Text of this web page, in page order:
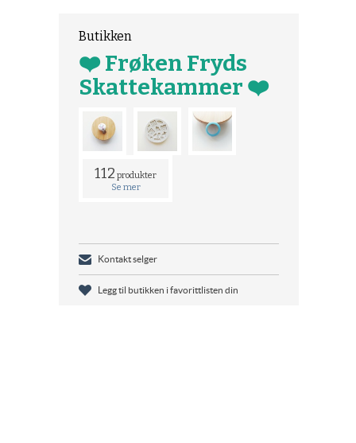
Butikken
❤️ Frøken Fryds
Skattekammer ❤️
112 produkter
Se mer
Kontakt selger
Legg til butikken i favorittlisten din